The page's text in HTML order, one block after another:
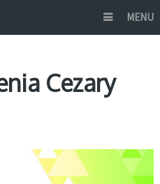
MENU
Cezary